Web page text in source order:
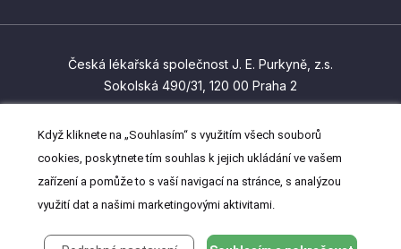
Česká lékařská společnost J. E. Purkyně, z.s.
Sokolská 490/31, 120 00 Praha 2
(+420) 224 266 201
Když kliknete na „Souhlasím“ s využitím všech souborů
cookies, poskytnete tím souhlas k jejich ukládání ve vašem
zařízení a pomůže to s vaší navigací na stránce, s analýzou
využití dat a našimi marketingovými aktivitami.